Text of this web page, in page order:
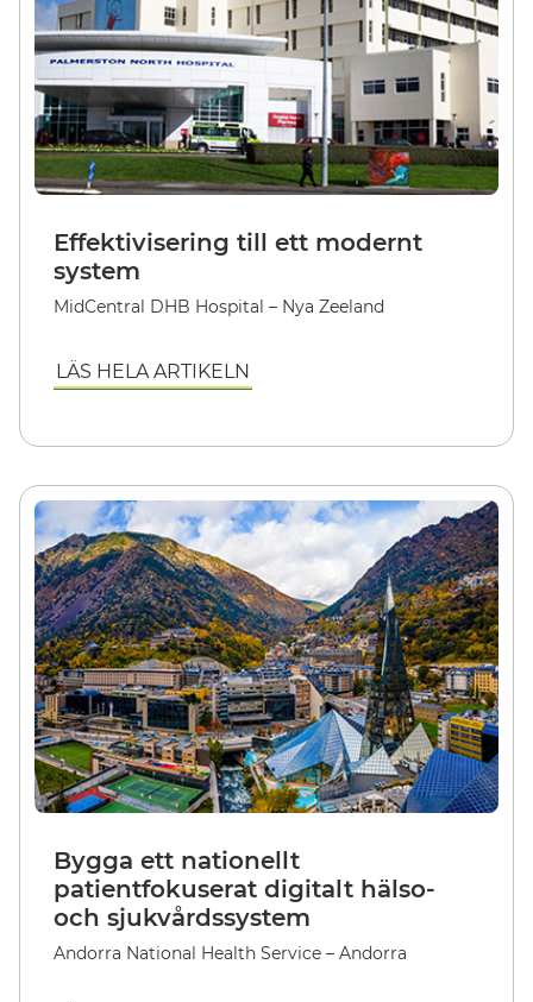
Effektivisering till ett modernt
system
MidCentral DHB Hospital – Nya Zeeland
LÄS HELA ARTIKELN
Bygga ett nationellt
patientfokuserat digitalt hälso-
och sjukvårdssystem
Andorra National Health Service – Andorra